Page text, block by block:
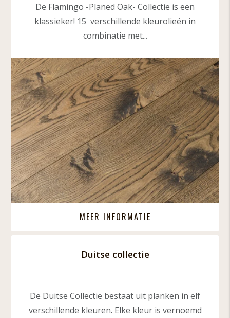
De Flamingo -Planed Oak- Collectie is een
klassieker! 15 verschillende kleurolieën in
combinatie met...
MEER INFORMATIE
Duitse collectie
De Duitse Collectie bestaat uit planken in elf
verschillende kleuren. Elke kleur is vernoemd